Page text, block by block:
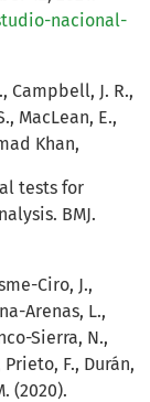
nacional-
Campbell, J. R.,
MacLean, E.,
Khan,
tests for
BMJ.
Ciro, J.,
Arenas, L.,
Sierra, N.,
F., Durán,
(2020).